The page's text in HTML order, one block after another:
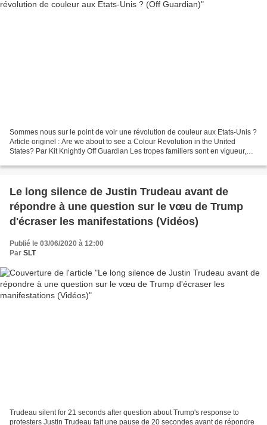
Sommes nous sur le point de voir une révolution de couleur aux Etats-Unis ?
Article originel : Are we about to see a Colour Revolution in the United
States? Par Kit Knightly Off Guardian Les tropes familiers sont en vigueur,
Le long silence de Justin Trudeau avant de
répondre à une question sur le vœu de Trump
d'écraser les manifestations (Vidéos)
Publié le 03/06/2020 à 12:00
Par SLT
Trudeau silent for 21 seconds after question about Trump's response to
protesters Justin Trudeau fait une pause de 20 secondes avant de répondre